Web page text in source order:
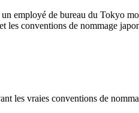
employé de bureau du Tokyo
les conventions de nommage
les vraies conventions de